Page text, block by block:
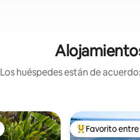
Los huéspedes están de
Favorito entre
Favorito